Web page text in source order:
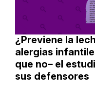
¿Previene la
alergias
que no– el
sus defensores